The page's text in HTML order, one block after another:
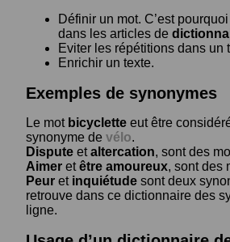
Définir un mot. C’est
dans les articles de
Eviter les répétitions dans un
Enrichir un texte.
Exemples de synonymes
Le mot bicyclette eut être
synonyme de vélo.
Dispute etaltercation, sont des
Aimer etêtre amoureux, sont des
Peur et inquiétude sont deux
retrouve dans ce dictionnaire des
ligne.